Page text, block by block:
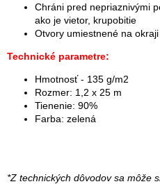
Chráni pred nepriaznivými
ako je vietor, krupobitie
Otvory umiestnené na
Technické parametre:
Hmotnosť - 135 g/m2
Rozmer: 1,2 x 25 m
Tienenie: 90%
Farba: zelená
*Z technických dôvodov sa môže